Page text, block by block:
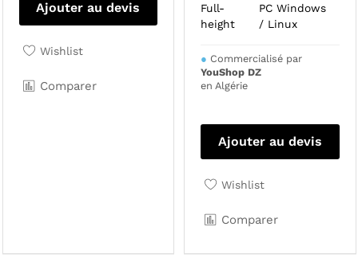
Ajouter au devis
Wishlist
Comparer
Full-
height
PC Windows
/ Linux
● Commercialisé par
YouShop DZ
en Algérie
Ajouter au devis
Wishlist
Comparer